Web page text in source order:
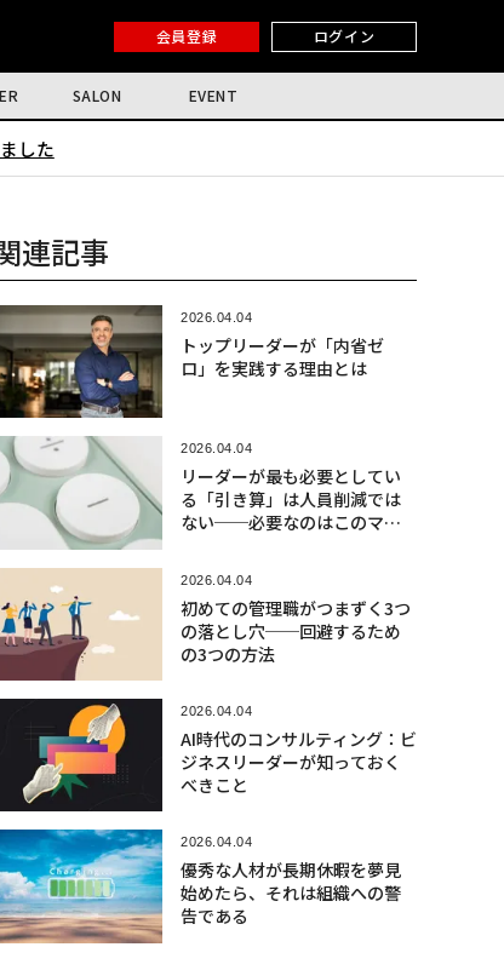
会員登録 ログイン
SALON EVENT
した
連記事
2026.04.04
トップリーダーが「内省ゼ
ロ」を実践する理由とは
2026.04.04
リーダーが最も必要としてい
る「引き算」は人員削減では
ない──必要なのはこのマイ
2026.04.04
初めての管理職がつまずく3つ
の落とし穴──回避するため
の3つの方法
2026.04.04
AI時代のコンサルティング：ビ
ジネスリーダーが知っておく
べきこと
2026.04.04
優秀な人材が長期休暇を夢見
始めたら、それは組織への警
告である